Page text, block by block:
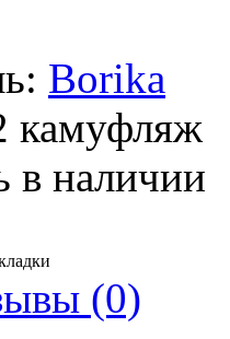
Borika
камуфляж
в наличии
(0)